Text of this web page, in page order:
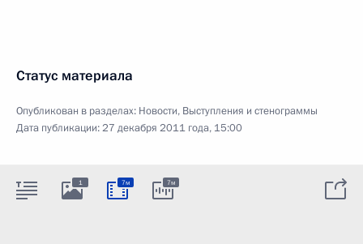
Статус материала
Опубликован в разделах: Новости, Выступления и стенограммы
Дата публикации:27 декабря 2011 года, 15:00
1 7м 7м